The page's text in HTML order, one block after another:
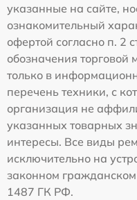
указанные на сайте,
ознакомительный
офертой согласно п. 2
обозначения
только в
перечень техники, с
организация не
указанных товарных
интересы. Все виды
исключительно на
законном гражданском
1487 ГК РФ.